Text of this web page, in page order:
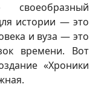
истории — это
и вуза — это
времени. Вот
«Хроники